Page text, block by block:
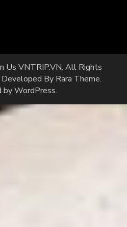
Us VNTRIP.VN. All Rights
Developed By Rara Theme.
byWordPress.